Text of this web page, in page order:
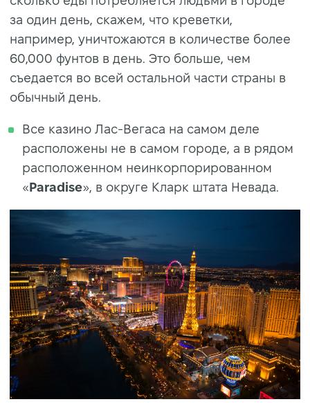
за один день, скажем, что креветки,
например, уничтожаются в количестве более
60,000 фунтов в день. Это больше, чем
съедается во всей остальной части страны в
обычный день.
Все казино Лас-Вегаса на самом деле
расположены не в самом городе, а в рядом
расположенном неинкорпорированном
« Paradise», в округе Кларк штата Невада.